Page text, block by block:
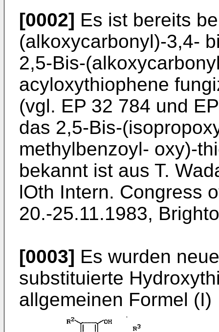
[0002] Es ist bereits
(alkoxycarbonyl)-3,4-
2,5-Bis-
acyloxythiophene
(vgl. EP 32 784 und
das 2,5-Bis-
methylbenzoyl- oxy)-
bekannt ist aus T.
lOth Intern. Congress
20.-25.11.1983,
[0003] Es wurden
substituierte
allgemeinen Formel (I)